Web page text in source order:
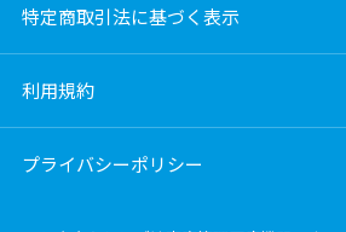
特定商取引法に基づく表示
利用規約
プライバシーポリシー